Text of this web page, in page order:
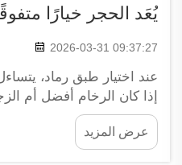
يُعَد الحجر خيارًا
2026-03-31 09:37:27
عند اختيار طبق رماد،
إذا كان الرخام أفضل أم
الحجارة التي استُخدمت في
زمنٍ طويل. وهو قويٌّ ويتمتع
لفترةٍ طويلة جدًّا. أما
عرض المزيد